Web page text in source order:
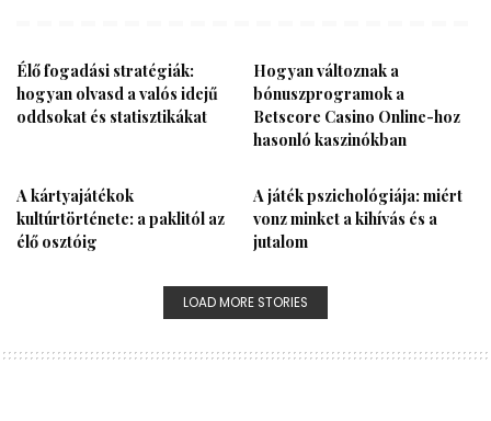
Élő fogadási stratégiák:
hogyan olvasd a valós idejű
oddsokat és statisztikákat
Hogyan változnak a
bónuszprogramok a
Betscore Casino Online-hoz
hasonló kaszinókban
A kártyajátékok
kultúrtörténete: a paklitól az
élő osztóig
A játék pszichológiája: miért
vonz minket a kihívás és a
jutalom
LOAD MORE STORIES